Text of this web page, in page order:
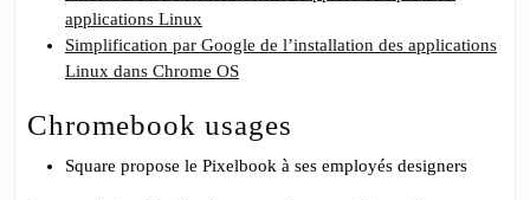
applications Linux
Simplification par Google de l’installation des applications
Linux dans Chrome OS
Chromebook usages
Square propose le Pixelbook à ses employés designers